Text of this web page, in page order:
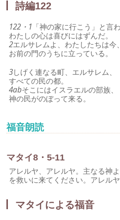
詩編122
122・1 「神の家に行こう」と言わ
わたしの心は喜びにはずんだ。
2エルサレムよ、わたしたちは今、
お前の門のうちに立っている。
3しげく連なる町、エルサレム、
すべての民の都。
4abそこにはイスラエルの部族、
神の民がのぼって来る。
福音朗読
マタイ8・5-11
アレルヤ、アレルヤ。主なる神
を救いに来てください。アレルヤ
マタイによる福音